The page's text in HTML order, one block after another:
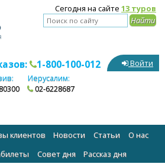
Сегодня на сайте 13 туров
1-800-100-012
Иерусалим:
02-6228687
Войти
клиентов Новости Статьи
О нас
Cовет дня Рассказ дня